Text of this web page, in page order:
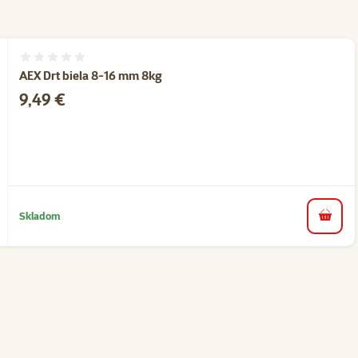
AEX Drt biela 8-16 mm 8kg
Cena
9,49 €
Skladom do